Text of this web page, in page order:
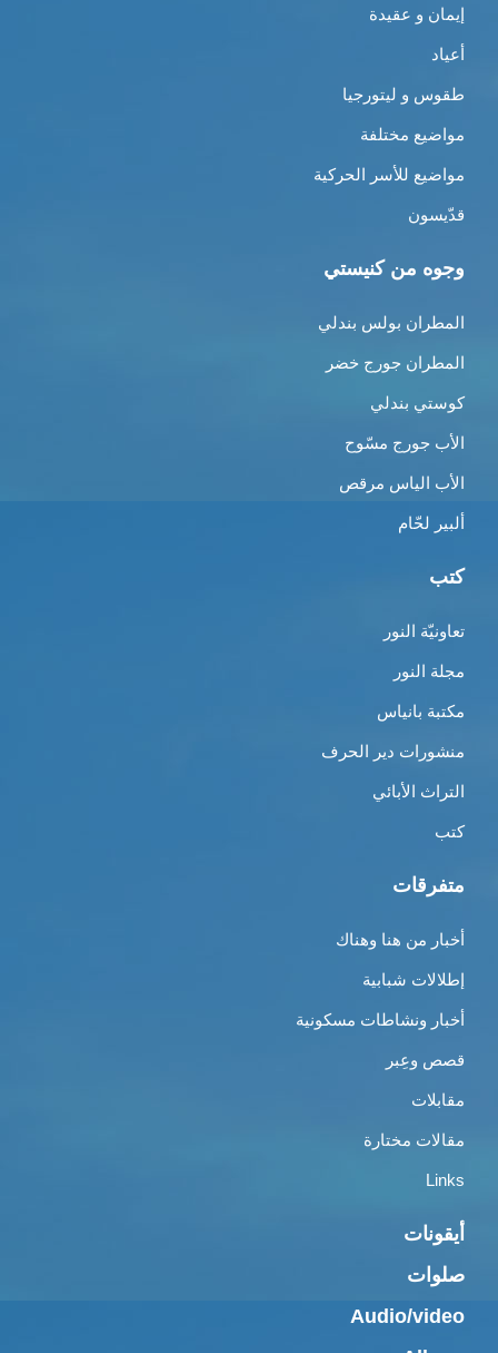
إيمان و عقيدة
أعياد
طقوس و ليتورجيا
مواضيع مختلفة
مواضيع للأسر الحركية
قدّيسون
وجوه من كنيستي
المطران بولس بندلي
المطران جورج خضر
كوستي بندلي
الأب جورج مسّوح
الأب الياس مرقص
ألبير لحّام
كتب
تعاونيّة النور
مجلة النور
مكتبة بانياس
منشورات دير الحرف
التراث الأبائي
كتب
متفرقات
أخبار من هنا وهناك
إطلالات شبابية
أخبار ونشاطات مسكونية
قصص وعِبر
مقابلات
مقالات مختارة
Links
أيقونات
صلوات
Audio/video